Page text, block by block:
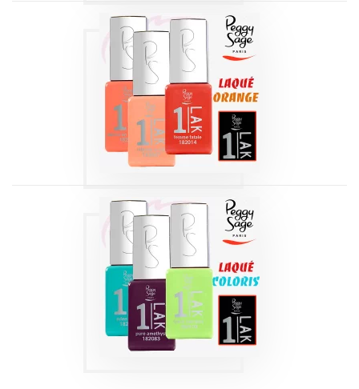
1-LAK 3-EN-1 SÉRIE
| LAQUÉ ORANGE
5 ML
Produits
1-LAK 3-EN-1 SÉRIE
| LAQUÉ COLORS
5 ML
Produits